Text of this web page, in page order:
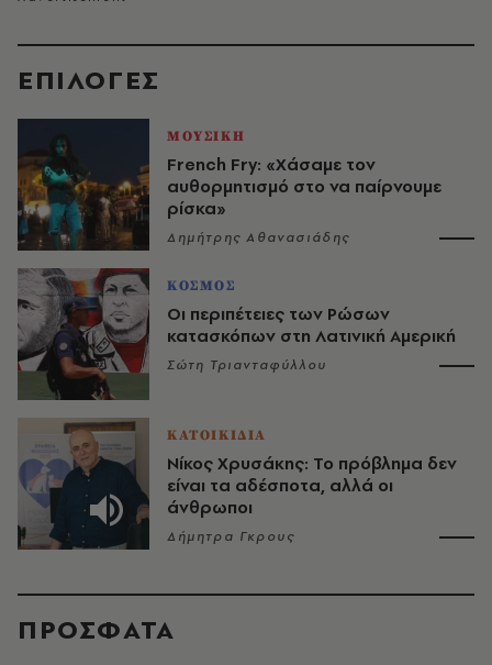
EΠΙΛΟΓΈΣ
ΜΟΥΣΙΚΗ
French Fry: «Χάσαμε τον
αυθορμητισμό στο να παίρνουμε
ρίσκα»
Δημήτρης Αθανασιάδης
ΚΟΣΜΟΣ
Οι περιπέτειες των Ρώσων
κατασκόπων στη Λατινική Αμερική
Σώτη Τριανταφύλλου
ΚΑΤΟΙΚΙΔΙΑ
Νίκος Χρυσάκης: Το πρόβλημα δεν
είναι τα αδέσποτα, αλλά οι
άνθρωποι
Δήμητρα Γκρους
ΠΡΟΣΦΑΤΑ